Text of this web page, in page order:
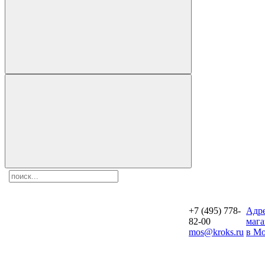
+7 (495) 778-
82-00
mos@kroks.ru в